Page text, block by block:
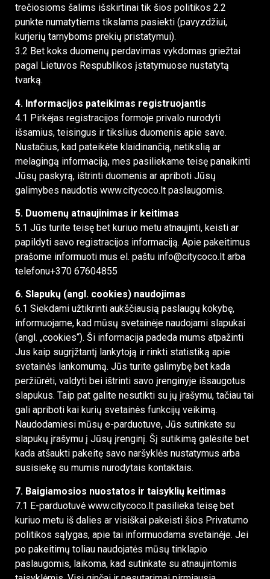
trečiosioms šalims išskirtinai tik šios politikos 2.2
punkte numatytiems tikslams pasiekti (pavyzdžiui,
kurjerių tarnyboms prekių pristatymui).
3.2 Bet koks duomenų perdavimas vykdomas griežtai
pagal Lietuvos Respublikos įstatymuose nustatytą
tvarką.
4. Informacijos pateikimas registruojantis
4.1 Pirkėjas registracijos formoje privalo nurodyti
išsamius, teisingus ir tikslius duomenis apie save.
Nustačius, kad pateikėte klaidinančią, netikslią ar
melagingą informaciją, mes pasiliekame teisę panaikinti
Jūsų paskyrą, ištrinti duomenis ar apriboti Jūsų
galimybes naudotis www.citycoco.lt paslaugomis.
5. Duomenų atnaujinimas ir keitimas
5.1 Jūs turite teisę bet kuriuo metu atnaujinti, keisti ar
papildyti savo registracijos informaciją. Apie pakeitimus
prašome informuoti mus el. paštu info@citycoco.lt arba
telefonu+370 67604855
6. Slapukų (angl. cookies) naudojimas
6.1 Siekdami užtikrinti aukščiausią paslaugų kokybę,
informuojame, kad mūsų svetainėje naudojami slapukai
(angl. „cookies“). Ši informacija padeda mums atpažinti
Jus kaip sugrįžtantį lankytoją ir rinkti statistiką apie
svetainės lankomumą. Jūs turite galimybę bet kada
peržiūrėti, valdyti bei ištrinti savo įrenginyje išsaugotus
slapukus. Taip pat galite nesutikti su jų įrašymu, tačiau tai
gali apriboti kai kurių svetainės funkcijų veikimą.
Naudodamiesi mūsų e-parduotuve, Jūs sutinkate su
slapukų įrašymu į Jūsų įrenginį. Šį sutikimą galėsite bet
kada atšaukti pakeitę savo naršyklės nustatymus arba
susisiekę su mumis nurodytais kontaktais.
7. Baigiamosios nuostatos ir taisyklių keitimas
7.1 E-parduotuvė www.citycoco.lt pasilieka teisę bet
kuriuo metu iš dalies ar visiškai pakeisti šios Privatumo
politikos sąlygas, apie tai informuodama svetainėje. Jei
po pakeitimų toliau naudojatės mūsų tinklapio
paslaugomis, laikoma, kad sutinkate su atnaujintomis